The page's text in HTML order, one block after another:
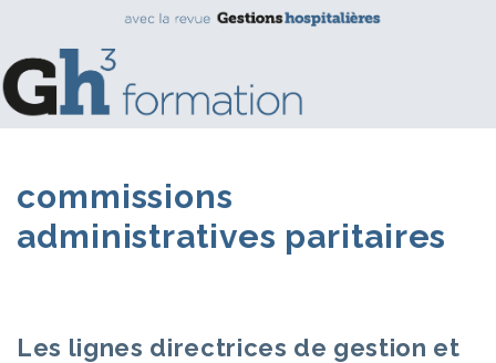
commissions
administratives paritaires
Les lignes directrices de gestion et